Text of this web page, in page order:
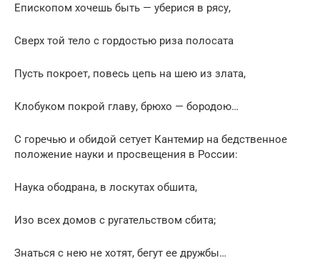
Епископом хочешь быть — уберися в рясу,
Сверх той тело с гордостью риза полосата
Пусть покроет, повесь цепь на шею из злата,
Клобуком покрой главу, брюхо — бородою…
С горечью и обидой сетует Кантемир на бедственное
положение науки и просвещения в России:
Наука ободрана, в лоскутах обшита,
Изо всех домов с ругательством сбита;
Знаться с нею не хотят, бегут ее дружбы…